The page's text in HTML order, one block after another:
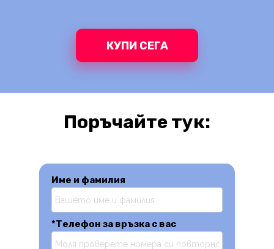
КУПИ СЕГА
Поръчайте тук:
Име и фамилия
*Телефон за връзка с вас